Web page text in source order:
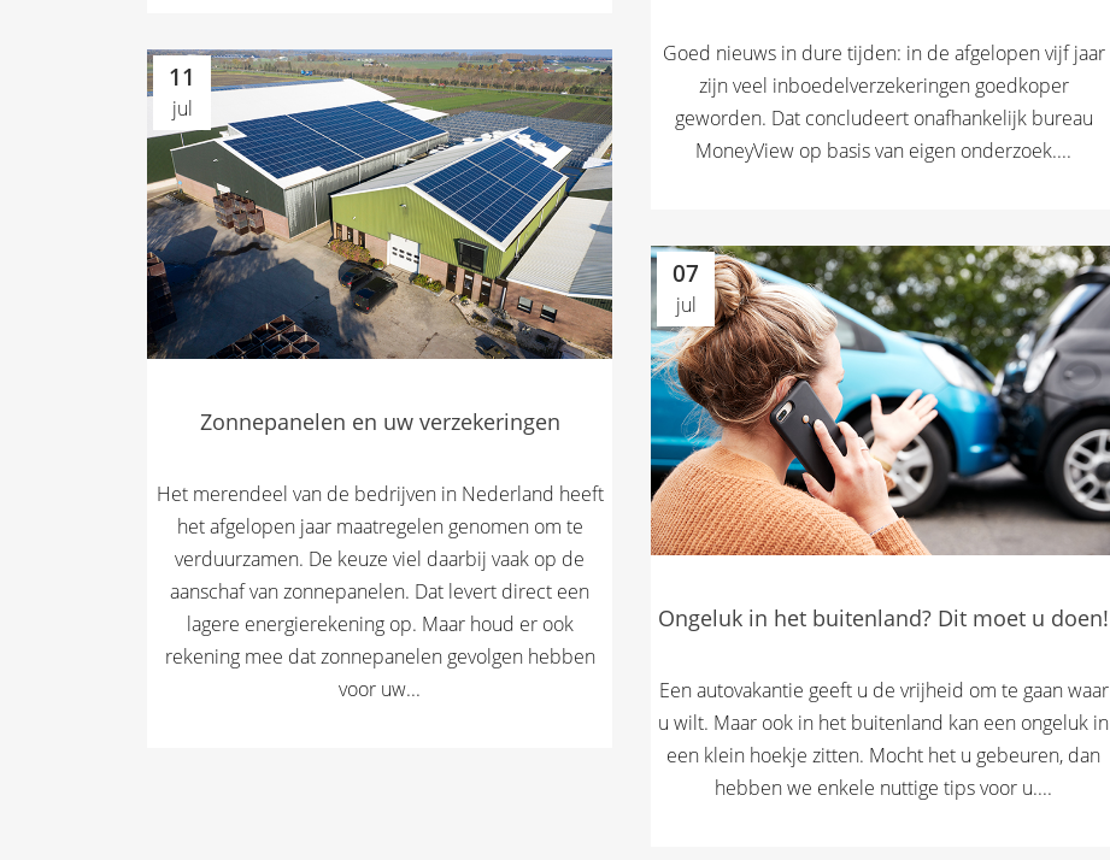
Goed nieuws in dure tijden: in de afgelopen vijf jaar
zijn veel inboedelverzekeringen goedkoper
geworden. Dat concludeert onafhankelijk bureau
MoneyView op basis van eigen onderzoek....
11
jul
Zonnepanelen en uw verzekeringen
Het merendeel van de bedrijven in Nederland heeft
het afgelopen jaar maatregelen genomen om te
verduurzamen. De keuze viel daarbij vaak op de
aanschaf van zonnepanelen. Dat levert direct een
lagere energierekening op. Maar houd er ook
rekening mee dat zonnepanelen gevolgen hebben
voor uw...
07
jul
Ongeluk in het buitenland? Dit moet u doen!
Een autovakantie geeft u de vrijheid om te gaan waar
u wilt. Maar ook in het buitenland kan een ongeluk in
een klein hoekje zitten. Mocht het u gebeuren, dan
hebben we enkele nuttige tips voor u....